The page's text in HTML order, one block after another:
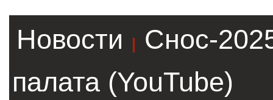
Новости |
Снос-
палата (YouTube)